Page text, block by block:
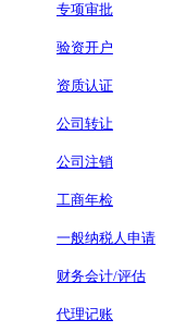
专项审批
验资开户
资质认证
公司转让
公司注销
工商年检
一般纳税人申请
财务会计/评估
代理记账